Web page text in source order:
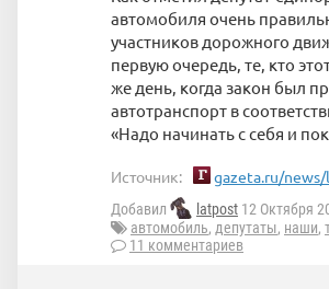
автомобиля очень
участников дорожного
первую очередь, те, кто
же день, когда закон был
автотранспорт в
«Надо начинать с себя и
Источник: gazeta.ru/
Добавил latpost 12 Октября
автомобиль, депутаты, наши,
11 комментариев